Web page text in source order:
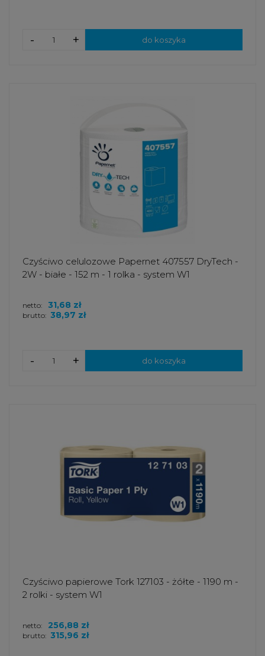
+
- do koszyka
Czyściwo celulozowe Papernet 407557 DryTech -
2W - białe - 152 m - 1 rolka - system W1
brutto: 38,97 zł
netto: 31,68 zł
+
- do koszyka
Czyściwo papierowe Tork 127103 - żółte - 1190 m -
2 rolki - system W1
brutto: 315,96 zł
netto: 256,88 zł